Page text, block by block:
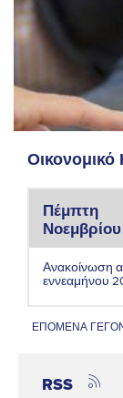
Πέμπτη
Ανακοίνωση
εννεαμήνου
ΕΠΟΜΕΝΑ
RSS